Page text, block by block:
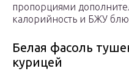
пропорциями
калорийность и БЖУ
Белая фасоль
курицей